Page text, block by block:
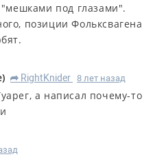
под глазами".
позиции Фольксвагена
) R RightKnider 8 лет назад
а написал почему-то